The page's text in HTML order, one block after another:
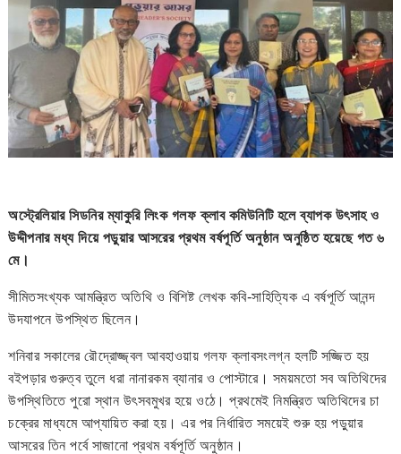
অস্ট্রেলিয়ার সিডনির ম্যাকুরি লিংক গলফ ক্লাব কমিউনিটি হলে ব্যাপক উৎসাহ ও
উদ্দীপনার মধ্য দিয়ে পড়ুয়ার আসরের প্রথম বর্ষপূর্তি অনুষ্ঠান অনুষ্ঠিত হয়েছে গত ৬
মে।
সীমিতসংখ্যক আমন্ত্রিত অতিথি ও বিশিষ্ট লেখক কবি-সাহিত্যিক এ বর্ষপূর্তি আনন্দ
উদযাপনে উপস্থিত ছিলেন।
শনিবার সকালের রৌদ্রোজ্জ্বল আবহাওয়ায় গলফ ক্লাবসংলগ্ন হলটি সজ্জিত হয়
বইপড়ার গুরুত্ব তুলে ধরা নানারকম ব্যানার ও পোস্টারে। সময়মতো সব অতিথিদের
উপস্থিতিতে পুরো স্থান উৎসবমুখর হয়ে ওঠে। প্রথমেই নিমন্ত্রিত অতিথিদের চা
চক্রের মাধ্যমে আপ্যায়িত করা হয়। এর পর নির্ধারিত সময়েই শুরু হয় পড়ুয়ার
আসরের তিন পর্বে সাজানো প্রথম বর্ষপূর্তি অনুষ্ঠান।